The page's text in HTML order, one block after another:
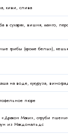
киви, слива
сухарях, вишня, манго,
грибы (кроме белых),
на воде, кукуруза,
пюре
Маки», отруби
из Макдональдс